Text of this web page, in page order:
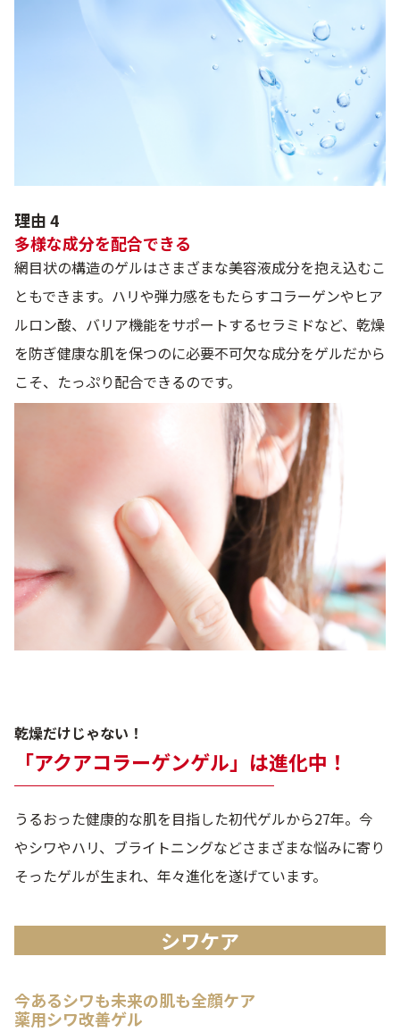
理由 4
多様な成分を配合できる
網目状の構造のゲルはさまざまな美容液成分を抱え込むこ
ともできます。ハリや弾力感をもたらすコラーゲンやヒア
ルロン酸、バリア機能をサポートするセラミドなど、乾燥
を防ぎ健康な肌を保つのに必要不可欠な成分をゲルだから
こそ、たっぷり配合できるのです。
乾燥だけじゃない！
「アクアコラーゲンゲル」は進化中！
うるおった健康的な肌を目指した初代ゲルから27年。今
やシワやハリ、ブライトニングなどさまざまな悩みに寄り
そったゲルが生まれ、年々進化を遂げています。
シワケア
今あるシワも未来の肌も全顔ケア
薬用シワ改善ゲル